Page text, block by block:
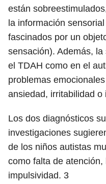
están
la información
fascinados por un
sensación). Además,
el TDAH como en el
problemas
ansiedad, irritabilidad o
Los dos diagnósticos
investigaciones
de los niños autistas
como falta de
impulsividad. 3